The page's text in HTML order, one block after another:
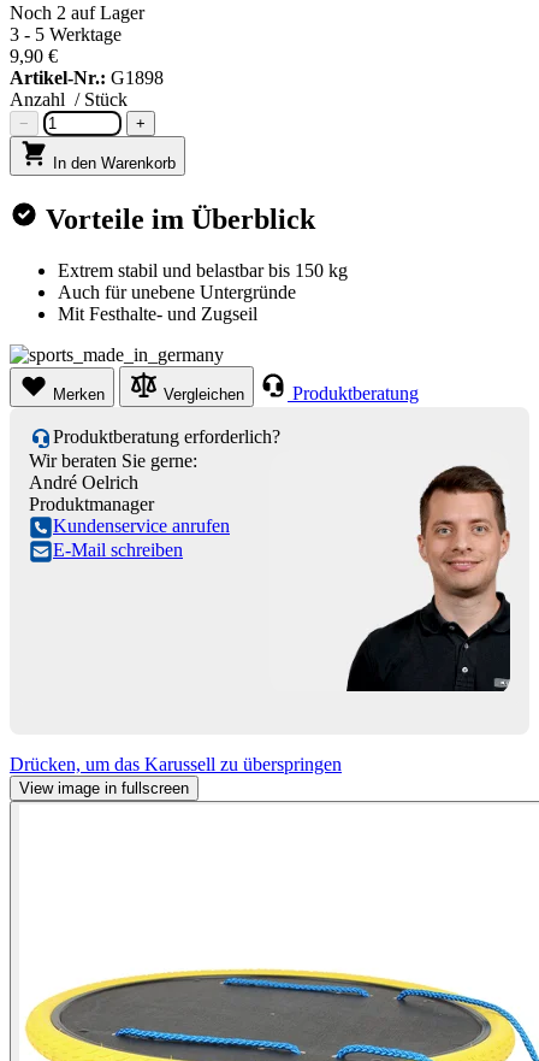
Noch 2 auf Lager
3 - 5 Werktage
9,90 €
Artikel-Nr.: G1898
Anzahl / Stück
− +
In den Warenkorb
Vorteile im Überblick
Extrem stabil und belastbar bis 150 kg
Auch für unebene Untergründe
Mit Festhalte- und Zugseil
Merken Vergleichen Produktberatung
Produktberatung erforderlich?
Wir beraten Sie gerne:
André Oelrich
Produktmanager
Kundenservice anrufen
E-Mail schreiben
Drücken, um das Karussell zu überspringen
View image in fullscreen